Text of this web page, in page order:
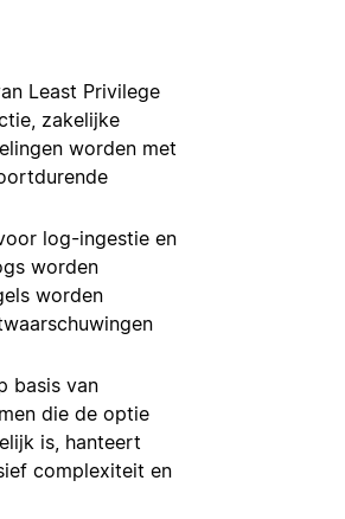
Least Privilege
zakelijke
worden met
log-ingestie en
worden
worden
basis van
die de optie
is, hanteert
complexiteit en